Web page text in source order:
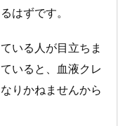
はずです。
いる人が目立ちま
いると、血液クレ
りかねませんから